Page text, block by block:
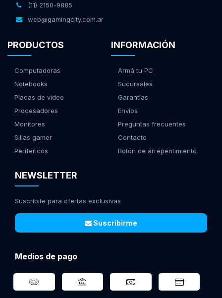
(11) 2150-9885
web@gamingcity.com.ar
PRODUCTOS
Computadoras
Notebooks
Placas de video
Procesadores
Monitores
Sillas gamer
Periféricos
INFORMACIÓN
Armá tu PC
Sucursales
Garantías
Envíos
Preguntas frecuentes
Contacto
Botón de arrepentimiento
NEWSLETTER
Suscribite para ofertas exclusivas
Suscribirme
Medios de pago